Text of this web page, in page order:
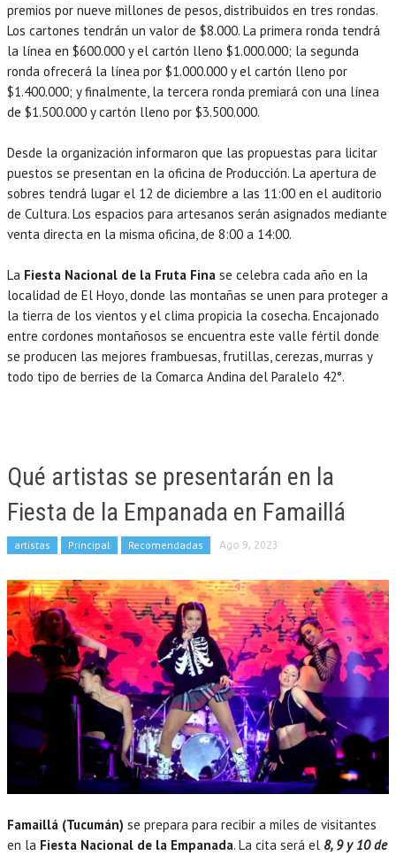
premios por nueve millones de pesos, distribuidos en tres rondas.
Los cartones tendrán un valor de $8.000. La primera ronda tendrá
la línea en $600.000 y el cartón lleno $1.000.000; la segunda
ronda ofrecerá la línea por $1.000.000 y el cartón lleno por
$1.400.000; y finalmente, la tercera ronda premiará con una línea
de $1.500.000 y cartón lleno por $3.500.000.
Desde la organización informaron que las propuestas para licitar
puestos se presentan en la oficina de Producción. La apertura de
sobres tendrá lugar el 12 de diciembre a las 11:00 en el auditorio
de Cultura. Los espacios para artesanos serán asignados mediante
venta directa en la misma oficina, de 8:00 a 14:00.
La Fiesta Nacional de la Fruta Fina se celebra cada año en la
localidad de El Hoyo, donde las montañas se unen para proteger a
la tierra de los vientos y el clima propicia la cosecha. Encajonado
entre cordones montañosos se encuentra este valle fértil donde
se producen las mejores frambuesas, frutillas, cerezas, murras y
todo tipo de berries de la Comarca Andina del Paralelo 42°.
Qué artistas se presentarán en la
Fiesta de la Empanada en Famaillá
artistas Principal Recomendadas Ago 9, 2023
Famaillá (Tucumán) se prepara para recibir a miles de visitantes
en la Fiesta Nacional de la Empanada. La cita será el 8, 9 y 10 de